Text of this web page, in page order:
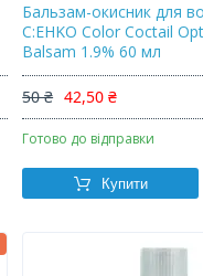
Бальзам-окисник для
C:EHKO Color Coctail
Balsam 1.9% 60 мл
50 ₴ 42,50 ₴
Готово до відправки
Купити